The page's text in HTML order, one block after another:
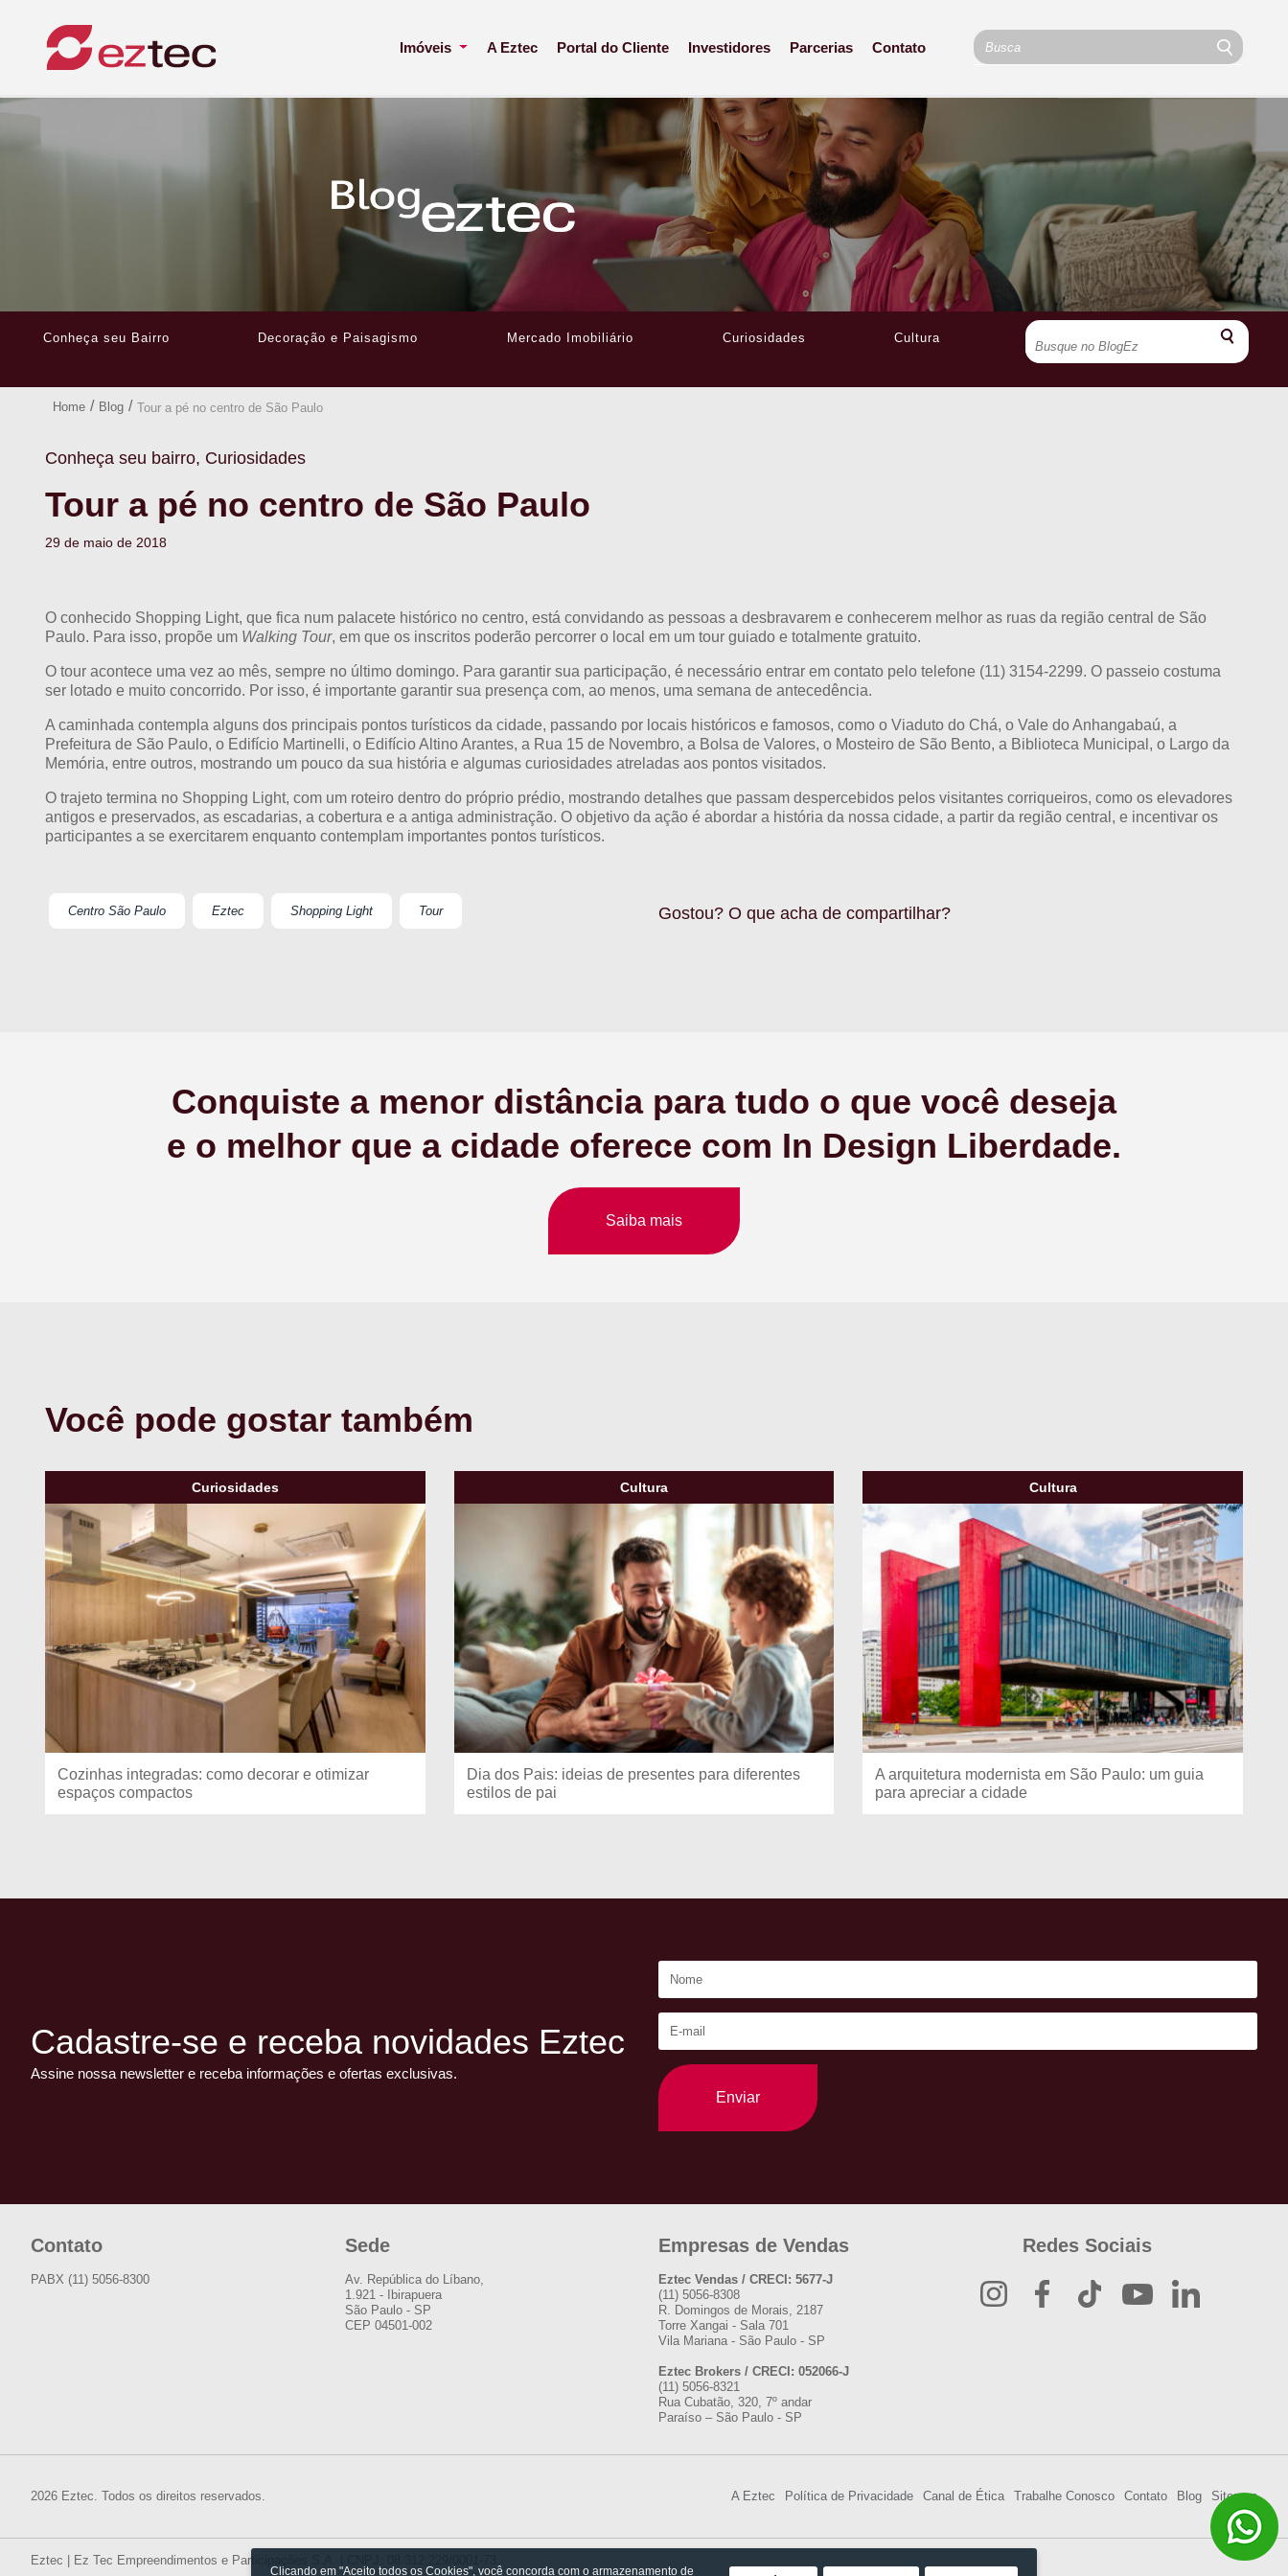
Imóveis A Eztec Portal do Cliente Investidores Parcerias Contato
Conheça seu Bairro Decoração e Paisagismo Mercado Imobiliário Curiosidades Cultura
Home / Blog / Tour a pé no centro de São Paulo
Conheça seu bairro, Curiosidades
Tour a pé no centro de São Paulo
29 de maio de 2018
O conhecido Shopping Light, que fica num palacete histórico no centro, está convidando as pessoas a desbravarem e conhecerem melhor as ruas da região central de São
Paulo. Para isso, propõe um Walking Tour, em que os inscritos poderão percorrer o local em um tour guiado e totalmente gratuito.
O tour acontece uma vez ao mês, sempre no último domingo. Para garantir sua participação, é necessário entrar em contato pelo telefone (11) 3154-2299. O passeio costuma
ser lotado e muito concorrido. Por isso, é importante garantir sua presença com, ao menos, uma semana de antecedência.
A caminhada contempla alguns dos principais pontos turísticos da cidade, passando por locais históricos e famosos, como o Viaduto do Chá, o Vale do Anhangabaú, a
Prefeitura de São Paulo, o Edifício Martinelli, o Edifício Altino Arantes, a Rua 15 de Novembro, a Bolsa de Valores, o Mosteiro de São Bento, a Biblioteca Municipal, o Largo da
Memória, entre outros, mostrando um pouco da sua história e algumas curiosidades atreladas aos pontos visitados.
O trajeto termina no Shopping Light, com um roteiro dentro do próprio prédio, mostrando detalhes que passam despercebidos pelos visitantes corriqueiros, como os elevadores
antigos e preservados, as escadarias, a cobertura e a antiga administração. O objetivo da ação é abordar a história da nossa cidade, a partir da região central, e incentivar os
participantes a se exercitarem enquanto contemplam importantes pontos turísticos.
Centro São Paulo Eztec Shopping Light Tour Gostou? O que acha de compartilhar?
Conquiste a menor distância para tudo o que você deseja
e o melhor que a cidade oferece com In Design Liberdade.
Saiba mais
Você pode gostar também
Curiosidades
Cozinhas integradas: como decorar e otimizar
espaços compactos
Cultura
Dia dos Pais: ideias de presentes para diferentes
estilos de pai
Cultura
A arquitetura modernista em São Paulo: um guia
para apreciar a cidade
Cadastre-se e receba novidades Eztec
Assine nossa newsletter e receba informações e ofertas exclusivas.
Enviar
Contato
PABX (11) 5056-8300
Sede
Av. República do Líbano,
1.921 - Ibirapuera
São Paulo - SP
CEP 04501-002
Empresas de Vendas
Eztec Vendas / CRECI: 5677-J
(11) 5056-8308
R. Domingos de Morais, 2187
Torre Xangai - Sala 701
Vila Mariana - São Paulo - SP
Eztec Brokers / CRECI: 052066-J
(11) 5056-8321
Rua Cubatão, 320, 7º andar
Paraíso – São Paulo - SP
Redes Sociais
2026 Eztec. Todos os direitos reservados. A Eztec Política de Privacidade Canal de Ética Trabalhe Conosco Contato Blog Sitemap
Eztec | Ez Tec Empreendimentos e Participações S.A. | CNPJ: 08.312.229/0001-73
Clicando em "Aceito todos os Cookies", você concorda com o armazenamento de